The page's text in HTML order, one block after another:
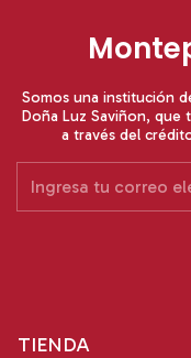
Somos una institución
Doña Luz Saviñon, que
a través del
TIENDA